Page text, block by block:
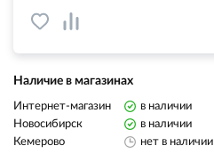
Наличие в магазинах
Интернет-магазин
в наличии
Новосибирск
в наличии
Кемерово
нет в наличии